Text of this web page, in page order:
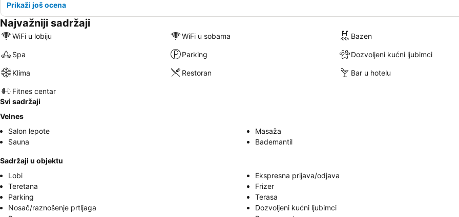
Prikaži još ocena
Najvažniji sadržaji
WiFi u lobiju WiFi u sobama Bazen
Spa Parking Dozvoljeni kućni ljubimci
Klima Restoran Bar u hotelu
Fitnes centar
Svi sadržaji
Velnes
Salon lepote
Masaža
Sauna
Bademantil
Sadržaji u objektu
Lobi
Ekspresna prijava/odjava
Teretana
Frizer
Parking
Terasa
Nosač/raznošenje prtljaga
Dozvoljeni kućni ljubimci